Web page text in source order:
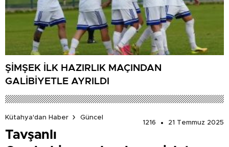
ŞİMŞEK İLK HAZIRLIK MAÇINDAN
GALİBİYETLE AYRILDI
Kütahya'dan Haber
Güncel
1216
21 Temmuz 2025
Tavşanlı